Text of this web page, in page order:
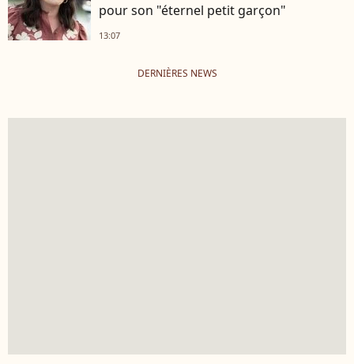
pour son "éternel petit garçon"
13:07
DERNIÈRES NEWS